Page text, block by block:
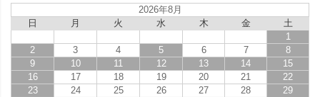
2026年8月
日
月 火 水 木 金
土
1
2
3 4 5 6 7
8
9
10 11 12 13 14
15
16
17 18 19 20 21
22
23
24 25 26 27 28
29